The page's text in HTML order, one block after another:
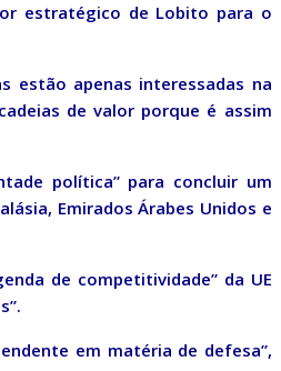
estratégico de Lobito para o
estão apenas interessadas na
de valor porque é assim
política” para concluir um
Emirados Árabes Unidos e
de competitividade” da UE
em matéria de defesa”,